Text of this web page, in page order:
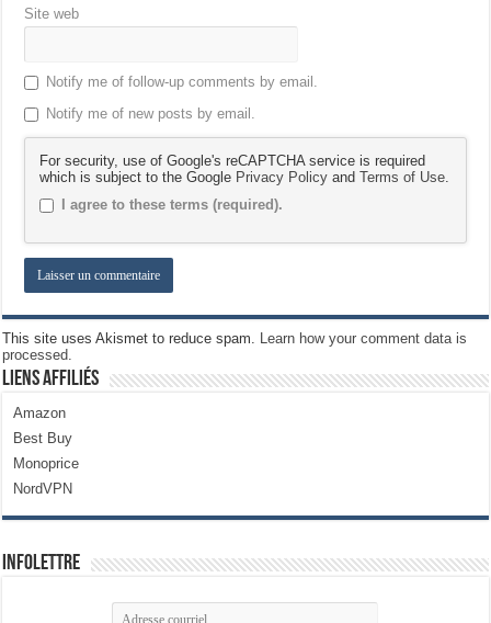
Site web
Notify me of follow-up comments by email.
Notify me of new posts by email.
For security, use of Google's reCAPTCHA service is required
which is subject to the Google Privacy Policy andTerms of Use.
I agree to these terms (required).
This site uses Akismet to reduce spam. Learn how your comment data is
processed.
Liens Affiliés
Amazon
Best Buy
Monoprice
NordVPN
Infolettre